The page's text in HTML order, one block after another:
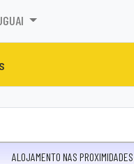
ALOJAMENTO NAS PROXIMIDADES